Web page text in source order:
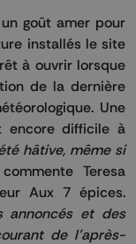
goût amer pour
installés le site
à ouvrir lorsque
de la dernière
Une
encore difficile à
hâtive, même si
Teresa
Aux 7 épices.
annoncés et des
de l'après-